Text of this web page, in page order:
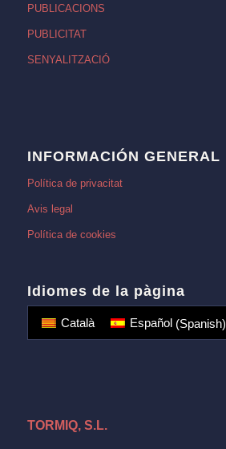
PUBLICACIONS
PUBLICITAT
SENYALITZACIÓ
INFORMACIÓN GENERAL
Política de privacitat
Avis legal
Política de cookies
Idiomes de la pàgina
Català Español(Spanish)
TORMIQ, S.L.